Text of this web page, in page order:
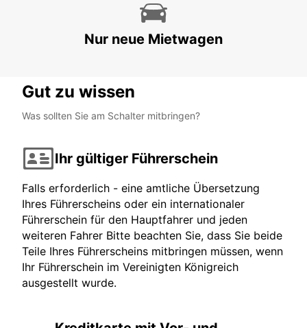
Nur neue Mietwagen
Gut zu wissen
Was sollten Sie am Schalter mitbringen?
Ihr gültiger Führerschein
Falls erforderlich - eine amtliche Übersetzung
Ihres Führerscheins oder ein internationaler
Führerschein für den Hauptfahrer und jeden
weiteren Fahrer Bitte beachten Sie, dass Sie beide
Teile Ihres Führerscheins mitbringen müssen, wenn
Ihr Führerschein im Vereinigten Königreich
ausgestellt wurde.